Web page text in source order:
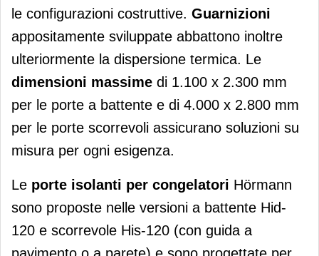
le configurazioni costruttive. Guarnizioni
appositamente sviluppate abbattono inoltre
ulteriormente la dispersione termica. Le
dimensioni massime di 1.100 x 2.300 mm
per le porte a battente e di 4.000 x 2.800 mm
per le porte scorrevoli assicurano soluzioni su
misura per ogni esigenza.
Le porte isolanti per congelatori Hörmann
sono proposte nelle versioni a battente Hid-
120 e scorrevole His-120 (con guida a